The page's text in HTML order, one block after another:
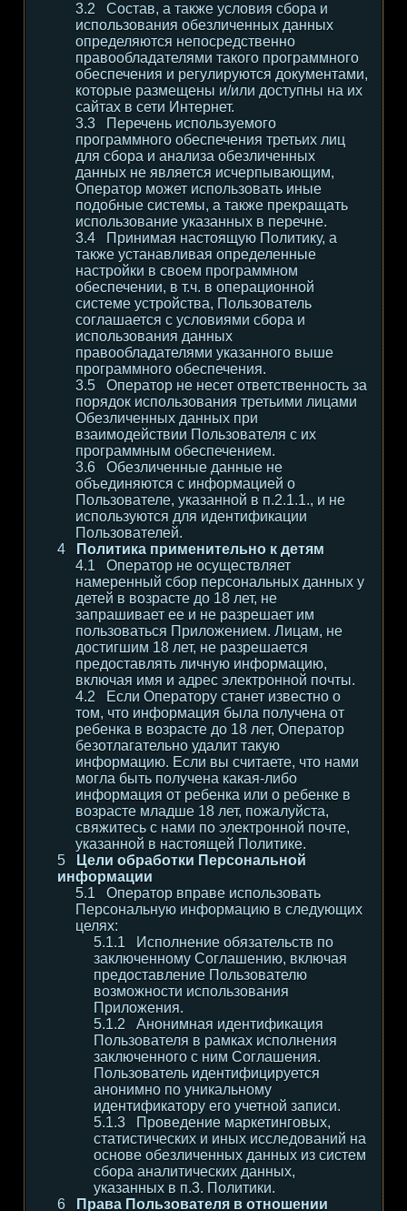
Состав, а также условия сбора и
использования обезличенных данных
определяются непосредственно
правообладателями такого программного
обеспечения и регулируются документами,
которые размещены и/или доступны на их
сайтах в сети Интернет.
Перечень используемого
программного обеспечения третьих лиц
для сбора и анализа обезличенных
данных не является исчерпывающим,
Оператор может использовать иные
подобные системы, а также прекращать
использование указанных в перечне.
Принимая настоящую Политику, а
также устанавливая определенные
настройки в своем программном
обеспечении, в т.ч. в операционной
системе устройства, Пользователь
соглашается с условиями сбора и
использования данных
правообладателями указанного выше
программного обеспечения.
Оператор не несет ответственность за
порядок использования третьими лицами
Обезличенных данных при
взаимодействии Пользователя с их
программным обеспечением.
Обезличенные данные не
объединяются с информацией о
Пользователе, указанной в п.2.1.1., и не
используются для идентификации
Пользователей.
Политика применительно к детям
Оператор не осуществляет
намеренный сбор персональных данных у
детей в возрасте до 18 лет, не
запрашивает ее и не разрешает им
пользоваться Приложением. Лицам, не
достигшим 18 лет, не разрешается
предоставлять личную информацию,
включая имя и адрес электронной почты.
Если Оператору станет известно о
том, что информация была получена от
ребенка в возрасте до 18 лет, Оператор
безотлагательно удалит такую
информацию. Если вы считаете, что нами
могла быть получена какая-либо
информация от ребенка или о ребенке в
возрасте младше 18 лет, пожалуйста,
свяжитесь с нами по электронной почте,
указанной в настоящей Политике.
Цели обработки Персональной
информации
Оператор вправе использовать
Персональную информацию в следующих
целях:
Исполнение обязательств по
заключенному Соглашению, включая
предоставление Пользователю
возможности использования
Приложения.
Анонимная идентификация
Пользователя в рамках исполнения
заключенного с ним Соглашения.
Пользователь идентифицируется
анонимно по уникальному
идентификатору его учетной записи.
Проведение маркетинговых,
статистических и иных исследований на
основе обезличенных данных из систем
сбора аналитических данных,
указанных в п.3. Политики.
Права Пользователя в отношении